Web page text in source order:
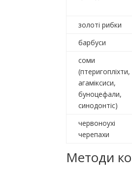
золоті рибки
барбуси
соми
(птеригопліхти,
агаміксиси,
буноцефали,
синодонтіс)
червоноухі
черепахи
Методи